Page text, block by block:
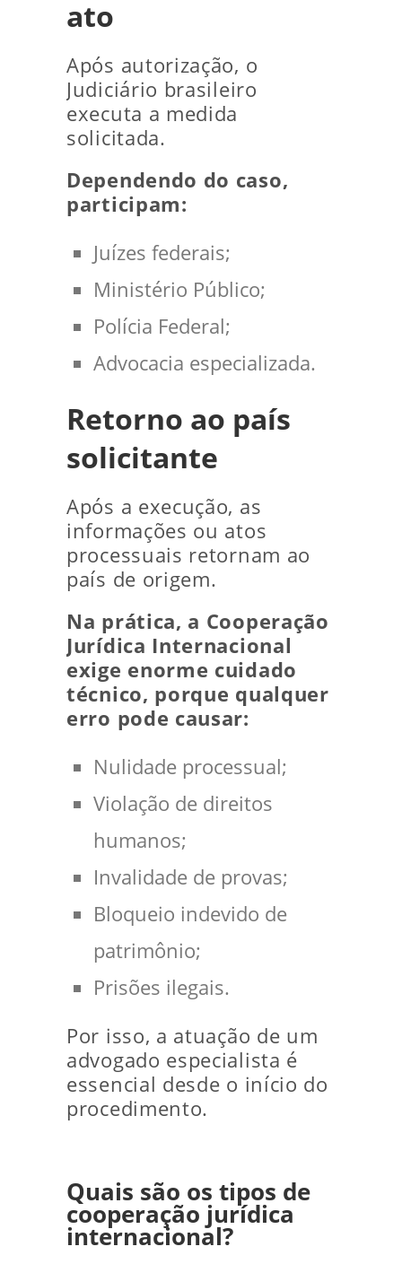
ato
Após autorização, o
Judiciário brasileiro
executa a medida
solicitada.
Dependendo do caso,
participam:
Juízes federais;
Ministério Público;
Polícia Federal;
Advocacia especializada.
Retorno ao país
solicitante
Após a execução, as
informações ou atos
processuais retornam ao
país de origem.
Na prática, a Cooperação
Jurídica Internacional
exige enorme cuidado
técnico, porque qualquer
erro pode causar:
Nulidade processual;
Violação de direitos
humanos;
Invalidade de provas;
Bloqueio indevido de
patrimônio;
Prisões ilegais.
Por isso, a atuação de um
advogado especialista é
essencial desde o início do
procedimento.
Quais são os tipos de
cooperação jurídica
internacional?